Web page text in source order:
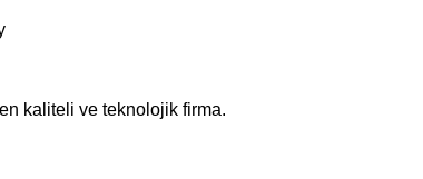
kaliteli ve teknolojik firma.